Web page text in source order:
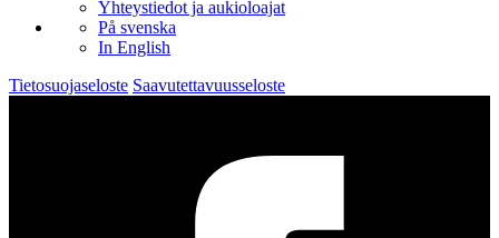
Yhteystiedot ja aukioloajat
På svenska
In English
Tietosuojaseloste Saavutettavuusseloste